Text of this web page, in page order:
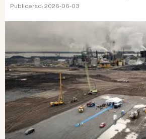
Publicerad: 2026-06-03